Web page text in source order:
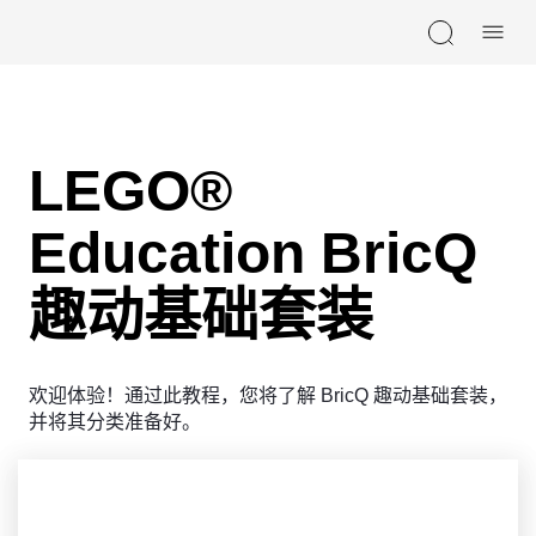
LEGO®
Education BricQ
趣动基础套装
欢迎体验！通过此教程，您将了解 BricQ 趣动基础套装，
并将其分类准备好。